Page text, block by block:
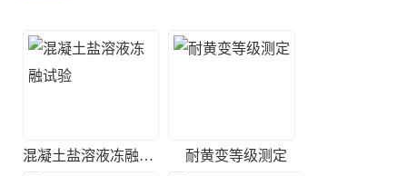
混凝土盐溶液冻融试验 耐黄变等级测定